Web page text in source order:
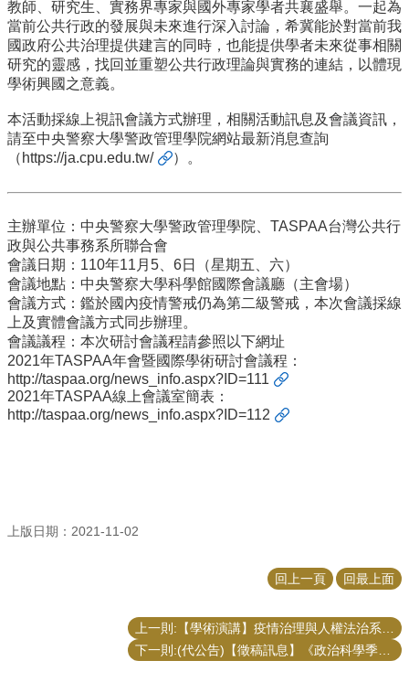
成
員
學
生
事
務
論
試
專
區
招
生
專
區
學
術
研
訊
教師、研究生、實務界專家與國外專家學者共襄盛舉。一起為
當前公共行政的發展與未來進行深入討論，希冀能於對當前我
國政府公共治理提供建言的同時，也能提供學者未來從事相關
研究的靈感，找回並重塑公共行政理論與實務的連結，以體現
學術興國之意義。
本活動採線上視訊會議方式辦理，相關活動訊息及會議資訊，
請至中央警察大學警政管理學院網站最新消息查詢
（ https://ja.cpu.edu.tw/ ）。
主辦單位：中央警察大學警政管理學院、TASPAA台灣公共行
政與公共事務系所聯合會
會議日期：110年11月5、6日（星期五、六）
會議地點：中央警察大學科學館國際會議廳（主會場）
會議方式：鑑於國內疫情警戒仍為第二級警戒，本次會議採線
上及實體會議方式同步辦理。
會議議程：本次研討會議程請參照以下網址
2021年TASPAA年會暨國際學術研討會議程：
http://taspaa.org/news_info.aspx?ID=111
2021年TASPAA線上會議室簡表：
http://taspaa.org/news_info.aspx?ID=112
上版日期：2021-11-02
回上一頁 回最上面
上一則:【學術演講】疫情治理與人權法治系列論壇(二)
下一則:(代公告)【徵稿訊息】《政治科學季評》冬季號徵稿啟事